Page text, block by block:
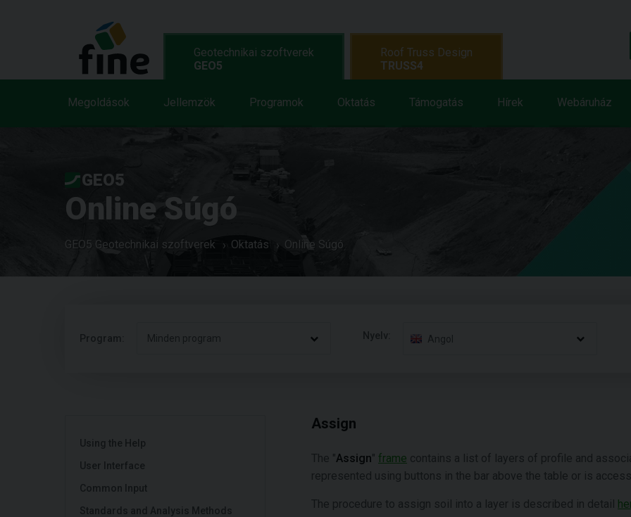
Geotechnikai szoftverek
GEO5
Megoldások Jellemzök Programok Oktatás Támogatás Hírek Webáruház
Roof Truss Design
TRUSS4
GEO5
Online Súgó
GEO5 Geotechnikai szoftverek Oktatás Online Súgó
Program: Minden program Nyelv: Angol
Using the Help
User Interface
Common Input
Standards and Analysis Methods
Assign
The "Assign" frame contains a list of layers of profile and
represented using buttons in the bar above the table or is
The procedure to assign soil into a layer is described in detail